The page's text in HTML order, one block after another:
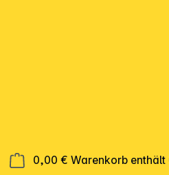
0,00 € Warenkorb